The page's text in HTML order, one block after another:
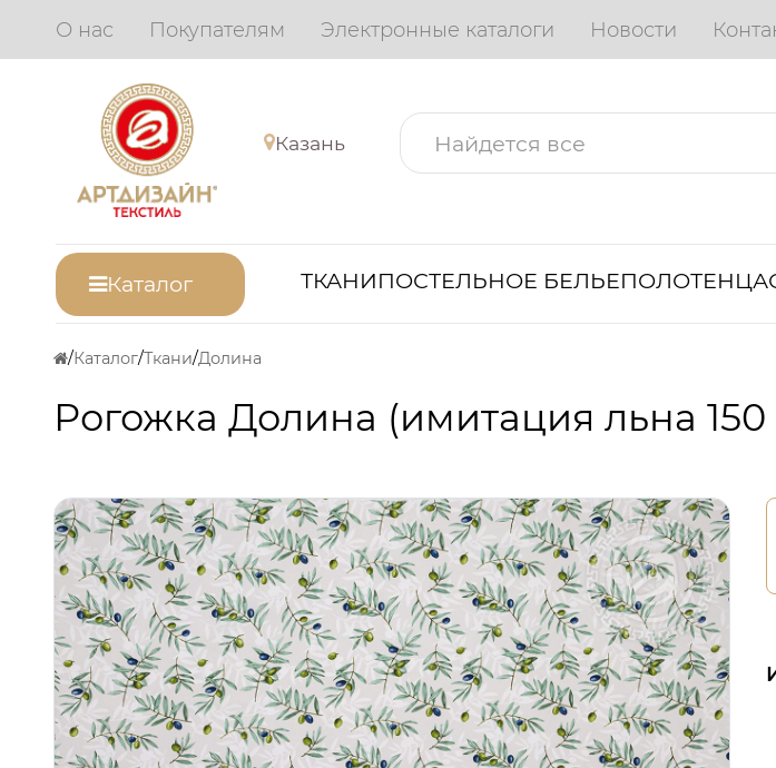
О нас Покупателям Электронные каталоги Новости
Казань
Каталог ТКАНИПОСТЕЛЬНОЕ БЕЛЬЕПОЛОТЕНЦА
Каталог Ткани Долина
Рогожка Долина (имитация льна 150